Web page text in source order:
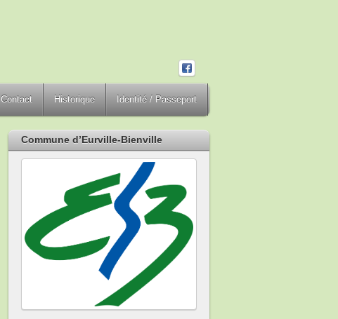
Contact Historique Identité / Passeport
Commune d’Eurville-Bienville